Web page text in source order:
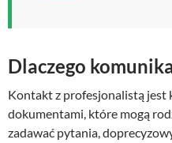
Dlaczego
Kontakt z profesjonalistą jest
dokumentami, które mogą
zadawać pytania,